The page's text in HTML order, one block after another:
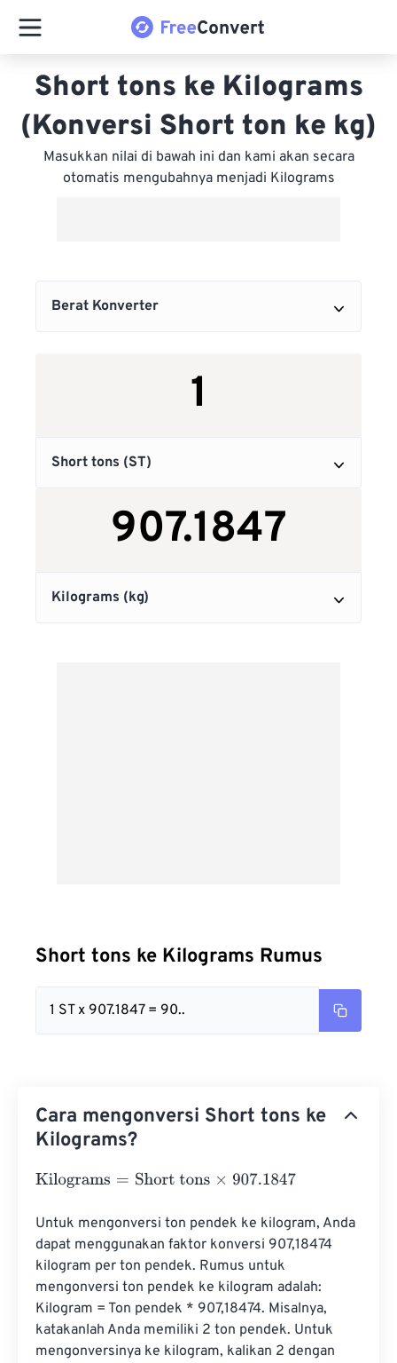
Short tons ke Kilograms
(Konversi Short ton ke kg)
Masukkan nilai di bawah ini dan kami akan secara
otomatis mengubahnya menjadi Kilograms
Short tons ke Kilograms Rumus
1 ST x 907.1847 = 90..
Cara mengonversi Short tons ke
Kilograms?
Kilograms=Short tons ×907.1847
Untuk mengonversi ton pendek ke kilogram, Anda
dapat menggunakan faktor konversi 907,18474
kilogram per ton pendek. Rumus untuk
mengonversi ton pendek ke kilogram adalah:
Kilogram = Ton pendek * 907,18474. Misalnya,
katakanlah Anda memiliki 2 ton pendek. Untuk
mengonversinya ke kilogram, kalikan 2 dengan